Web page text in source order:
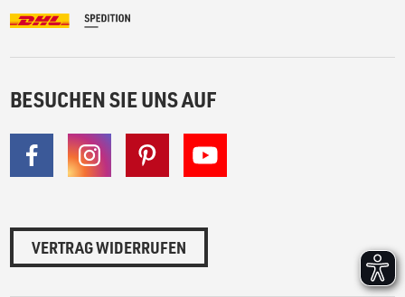
BESUCHEN SIE UNS AUF
VERTRAG WIDERRUFEN